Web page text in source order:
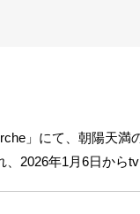
」にて、朝陽天満
2026年1月6日から